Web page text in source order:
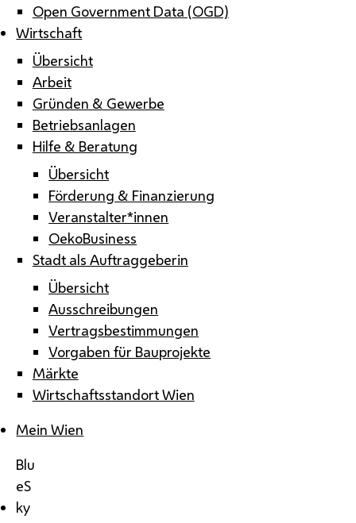
Open Government Data (OGD)
Wirtschaft
Übersicht
Arbeit
Gründen & Gewerbe
Betriebsanlagen
Hilfe & Beratung
Übersicht
Förderung & Finanzierung
Veranstalter*innen
OekoBusiness
Stadt als Auftraggeberin
Übersicht
Ausschreibungen
Vertragsbestimmungen
Vorgaben für Bauprojekte
Märkte
Wirtschaftsstandort Wien
Mein Wien
Blu
eS
ky